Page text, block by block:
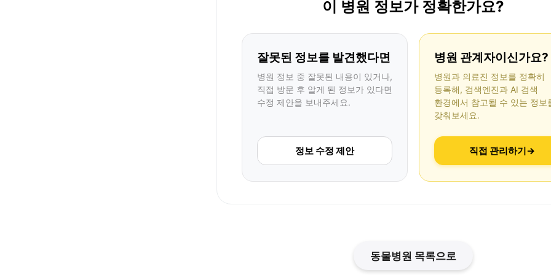
이 병원 정보가 정확한가요?
잘못된 정보를 발견했다면
병원 정보 중 잘못된 내용이 있거나,
직접 방문 후 알게 된 정보가 있다면
수정 제안을 보내주세요.
정보 수정 제안
병원 관계자이신가요?
병원과 의료진 정보를 정확히
등록해, 검색엔진과 AI 검색
환경에서 참고될 수 있는 정보
갖춰보세요.
직접 관리하기→
동물병원 목록으로